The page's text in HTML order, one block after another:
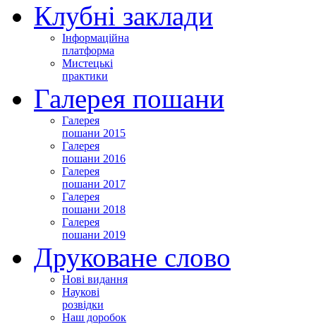
Клубні заклади
Інформаційна
платформа
Мистецькі
практики
Галерея пошани
Галерея
пошани 2015
Галерея
пошани 2016
Галерея
пошани 2017
Галерея
пошани 2018
Галерея
пошани 2019
Друковане слово
Нові видання
Наукові
розвідки
Наш доробок